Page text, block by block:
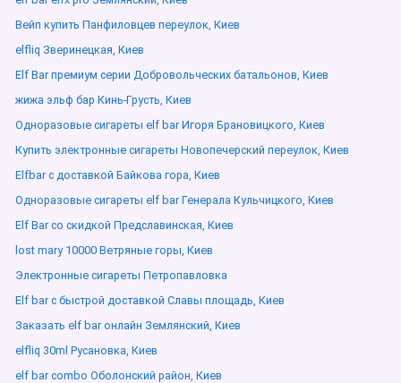
Вейп купить Панфиловцев переулок, Киев
elfliq Зверинецкая, Киев
Elf Bar премиум серии Добровольческих батальонов, Киев
жижа эльф бар Кинь-Грусть, Киев
Одноразовые сигареты elf bar Игоря Брановицкого, Киев
Купить электронные сигареты Новопечерский переулок, Киев
Elfbar с доставкой Байкова гора, Киев
Одноразовые сигареты elf bar Генерала Кульчицкого, Киев
Elf Bar со скидкой Предславинская, Киев
lost mary 10000 Ветряные горы, Киев
Электронные сигареты Петропавловка
Elf bar с быстрой доставкой Славы площадь, Киев
Заказать elf bar онлайн Землянский, Киев
elfliq 30ml Русановка, Киев
elf bar combo Оболонский район, Киев